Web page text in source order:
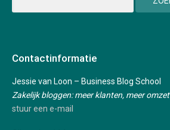
Contactinformatie
Jessie van Loon – Business Blog School
Zakelijk bloggen: meer klanten, meer omzet
stuur een e-mail